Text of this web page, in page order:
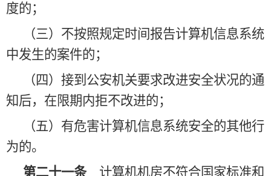
度的；
（三）不按照规定时间报告计算机信息系统
中发生的案件的；
（四）接到公安机关要求改进安全状况的通
知后，在限期内拒不改进的；
（五）有危害计算机信息系统安全的其他行
为的。
第二十一条 计算机机房不符合国家标准和